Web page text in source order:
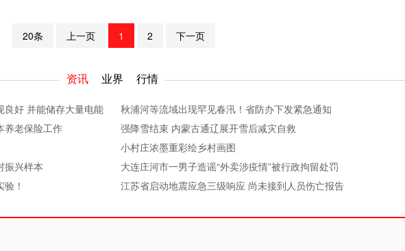
20条 上一页 1 2 下一页
资讯 业界 行情
良好 并能储存大量电能
秋浦河等流域出现罕见春汛！省防办下发紧急通知
养老保险工作
强降雪结束 内蒙古通辽展开雪后减灾自救
小村庄浓墨重彩绘乡村画图
振兴样本
大连庄河市一男子造谣“外卖涉疫情”被行政拘留处罚
！
江苏省启动地震应急三级响应 尚未接到人员伤亡报告